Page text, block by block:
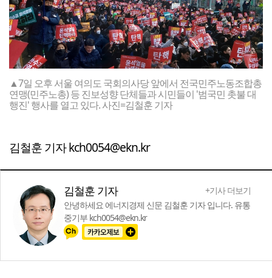
▲7일 오후 서울 여의도 국회의사당 앞에서 전국민주노동조합총
연맹(민주노총) 등 진보성향 단체들과 시민들이 '범국민 촛불 대
행진' 행사를 열고 있다. 사진=김철훈 기자
김철훈 기자 kch0054@ekn.kr
김철훈 기자
+기사 더보기
안녕하세요 에너지경제 신문 김철훈 기자 입니다. 유통
중기부 kch0054@ekn.kr